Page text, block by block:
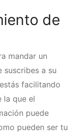
de
mandar un
suscribes a su
facilitando
la que el
puede
pueden ser tu